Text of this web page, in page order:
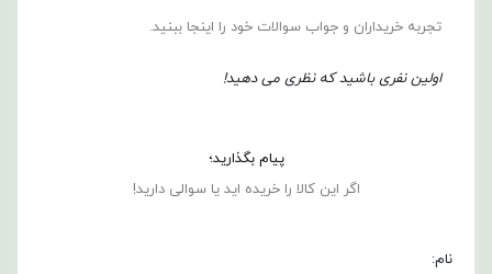
تجربه خریداران و جواب سوالات خود را اینجا ببنید.
اولین نفری باشید که نظری می دهید!
پیام بگذارید؛
اگر این کالا را خریده اید یا سوالی دارید!
نام: